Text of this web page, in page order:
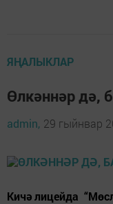
ЯҢАЛЫКЛАР
Өлкәннәр дә,
admin, 29 гыйнвар
Кичә лицейда